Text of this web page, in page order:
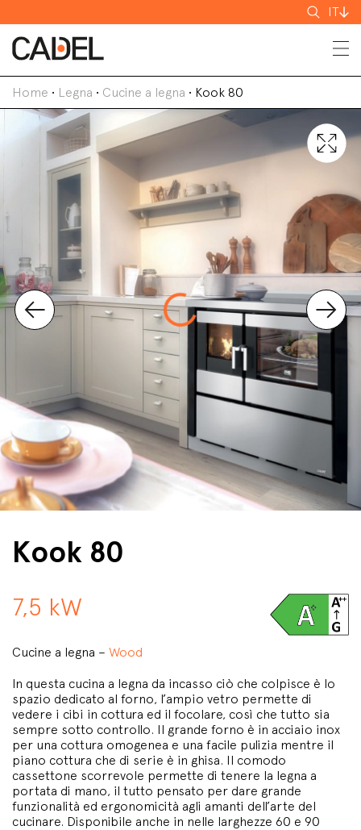
Cerca
IT
Home • Legna • Cucine a legna • Kook 80
Kook 80
7,5 kW
Cucine a legna – Wood
In questa cucina a legna da incasso ciò che colpisce è lo
spazio dedicato al forno, l’ampio vetro permette di
vedere i cibi in cottura ed il focolare, così che tutto sia
sempre sotto controllo. Il grande forno è in acciaio inox
per una cottura omogenea e una facile pulizia mentre il
piano cottura che di serie è in ghisa. Il comodo
cassettone scorrevole permette di tenere la legna a
portata di mano, il tutto pensato per dare grande
funzionalità ed ergonomicità agli amanti dell’arte del
cucinare. Disponibile anche in nelle larghezze 60 e 90